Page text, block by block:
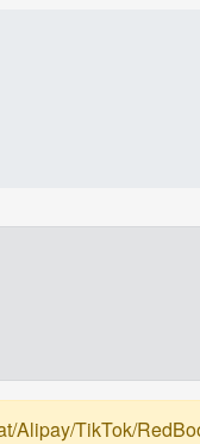
Alipay/TikTok/